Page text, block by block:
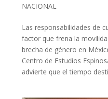
NACIONAL
Las responsabilidades de
factor que frena la
brecha de género en
Centro de Estudios
advierte que el tiempo